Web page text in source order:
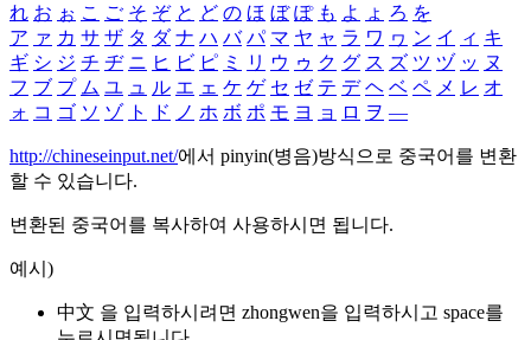
れ お ぉ こ ご そ ぞ と ど の ほ ぼ ぽ も よ ょ ろ を
ア ァ カ サ ザ タ ダ ナ ハ バ パ マ ヤ ャ ラ ワ ヮ ン イ ィ キ
ギ シ ジ チ ヂ ニ ヒ ビ ピ ミ リ ウ ゥ ク グ ス ズ ツ ヅ ッ ヌ
フ ブ プ ム ユ ュ ル エ ェ ケ ゲ セ ゼ テ デ ヘ ベ ペ メ レ オ
ォ コ ゴ ソ ゾ ト ド ノ ホ ボ ポ モ ヨ ョ ロ ヲ ―
http://chineseinput.net/에서 pinyin(병음)방식으로 중국어를 변환
할 수 있습니다.
변환된 중국어를 복사하여 사용하시면 됩니다.
예시)
中文 을 입력하시려면 zhongwen을 입력하시고 space를